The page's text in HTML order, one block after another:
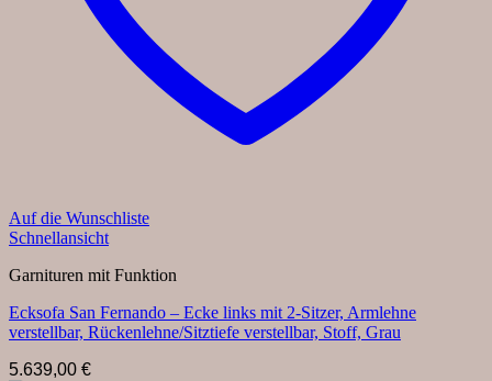
Auf die Wunschliste
Schnellansicht
Garnituren mit Funktion
Ecksofa San Fernando – Ecke links mit 2-Sitzer, Armlehne
verstellbar, Rückenlehne/Sitztiefe verstellbar, Stoff, Grau
5.639,00 €